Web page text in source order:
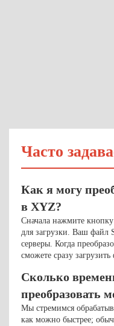
Часто
Как я могу
в XYZ?
Сначала нажмите
для загрузки. Ваш файл
серверы. Когда
сможете сразу
Сколько
преобразовать
Мы стремимся
как можно быстрее;